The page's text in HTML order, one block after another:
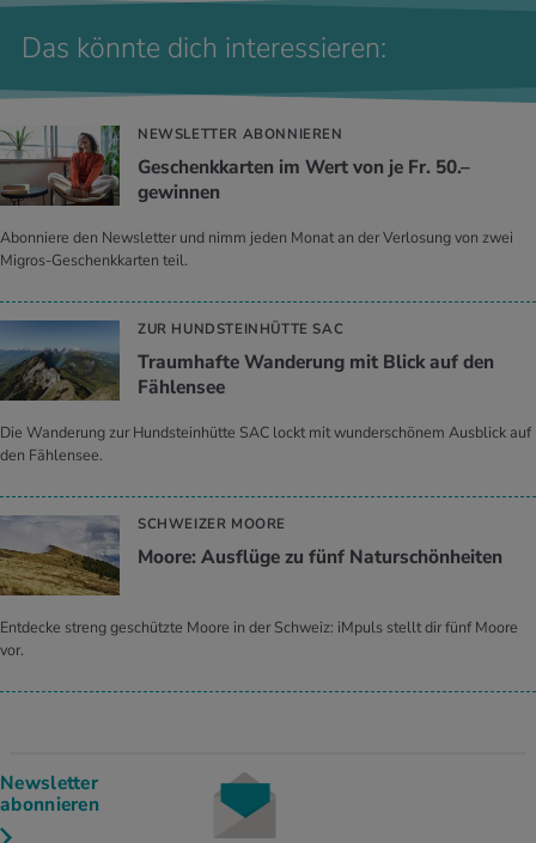
Das könnte dich interessieren:
NEWSLETTER ABONNIEREN
Geschenkkarten im Wert von je Fr. 50.–
gewinnen
Abonniere den Newsletter und nimm jeden Monat an der Verlosung von zwei
Migros-Geschenkkarten teil.
ZUR HUNDSTEINHÜTTE SAC
Traumhafte Wanderung mit Blick auf den
Fählensee
Die Wanderung zur Hundsteinhütte SAC lockt mit wunderschönem Ausblick auf
den Fählensee.
SCHWEIZER MOORE
Moore: Ausflüge zu fünf Naturschönheiten
Entdecke streng geschützte Moore in der Schweiz: iMpuls stellt dir fünf Moore
vor.
Newsletter
abonnieren